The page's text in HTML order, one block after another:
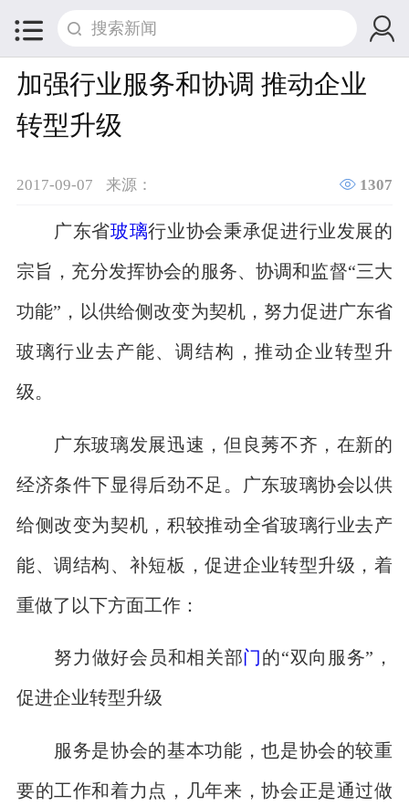
 
加强行业服务和协调 推动企业
转型升级
2017-09-07 来源：  1307
广东省玻璃行业协会秉承促进行业发展的
宗旨，充分发挥协会的服务、协调和监督“三大
功能”，以供给侧改变为契机，努力促进广东省
玻璃行业去产能、调结构，推动企业转型升
级。
广东玻璃发展迅速，但良莠不齐，在新的
经济条件下显得后劲不足。广东玻璃协会以供
给侧改变为契机，积较推动全省玻璃行业去产
能、调结构、补短板，促进企业转型升级，着
重做了以下方面工作：
努力做好会员和相关部门 的“双向服务”，
促进企业转型升级
服务是协会的基本功能，也是协会的较重
要的工作和着力点，几年来，协会正是通过做